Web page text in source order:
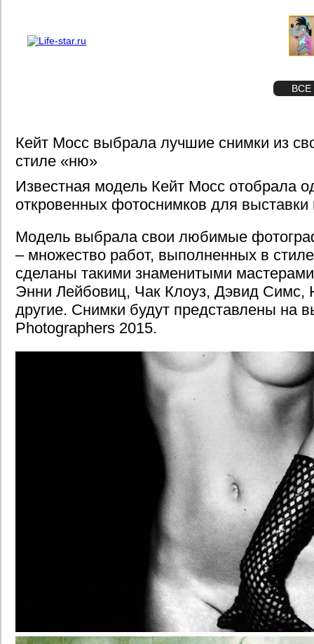
ВСЕ
Кейт Мосс выбрала лучшие снимки из
стиле «ню»
Известная модель Кейт Мосс отобрала
откровенных фотоснимков для
Модель выбрала свои любимые
– множество работ, выполненных в
сделаны такими знаменитыми
Энни Лейбовиц, Чак Клоуз, Дэвид Симс,
другие. Снимки будут представлены на
Photographers 2015.